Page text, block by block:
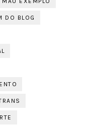
DO BLOG